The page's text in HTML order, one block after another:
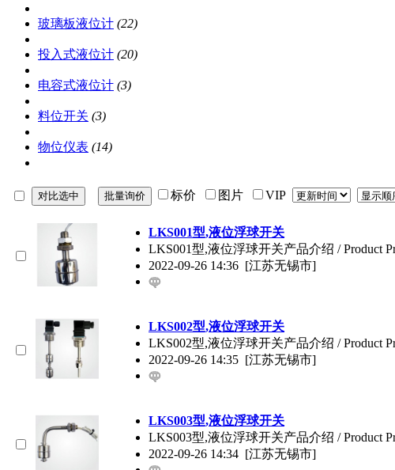
玻璃板液位计 (22)
投入式液位计 (20)
电容式液位计 (3)
料位开关 (3)
物位仪表 (14)
标价 图片 VIP
LKS001型,液位浮球开关
LKS001型,液位浮球开关产品介绍 / Product
2022-09-26 14:36 [江苏无锡市]
LKS002型,液位浮球开关
LKS002型,液位浮球开关产品介绍 / Product
2022-09-26 14:35 [江苏无锡市]
LKS003型,液位浮球开关
LKS003型,液位浮球开关产品介绍 / Product
2022-09-26 14:34 [江苏无锡市]